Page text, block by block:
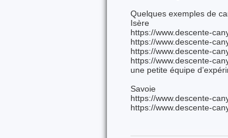
Quelques exemples de
Isère
https://www.descente-
https://www.descente-
https://www.descente-
https://www.descente-
une petite équipe
Savoie
https://www.descente-
https://www.descente-